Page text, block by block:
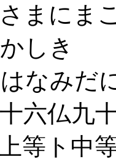
にまご
かしき
なみ
六仏九
等ト中